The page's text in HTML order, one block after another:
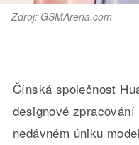
Zdroj: GSMArena.com
Čínská společnost
designové
nedávném úniku